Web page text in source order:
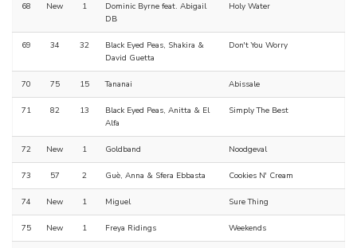
68 New 1
Dominic Byrne feat. Abigail
DB
Holy Water
69 34 32
Black Eyed Peas, Shakira &
David Guetta
Don't You Worry
70 75 15 Tananai Abissale
71 82 13
Black Eyed Peas, Anitta & El
Alfa
Simply The Best
72 New 1 Goldband Noodgeval
73 57 2 Guè, Anna & Sfera Ebbasta Cookies N' Cream
74 New 1 Miguel Sure Thing
75 New 1 Freya Ridings Weekends